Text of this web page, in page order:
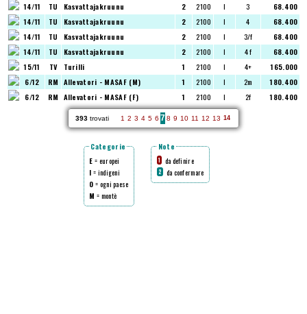
14/11
TU Kasvattajakruunu 2 2100 I 3
68.400
14/11
TU Kasvattajakruunu 2 2100 I 4
68.400
14/11
TU Kasvattajakruunu 2 2100 I 3/f
68.400
14/11
TU Kasvattajakruunu 2 2100 I 4 f
68.400
15/11
TV Turilli 1 2100 I 4+
165.000
6/12
RM Allevatori - MASAF (M) 1 2100 I 2m
180.400
6/12
RM Allevatori - MASAF (F) 1 2100 I 2f 180.400
393 trovati 1 2 3 4 5 6 78 9 10 11 12 13 14
Categorie
E = europei
I = indigeni
O = ogni paese
M = montè
Note
1 da definire
2 da confermare